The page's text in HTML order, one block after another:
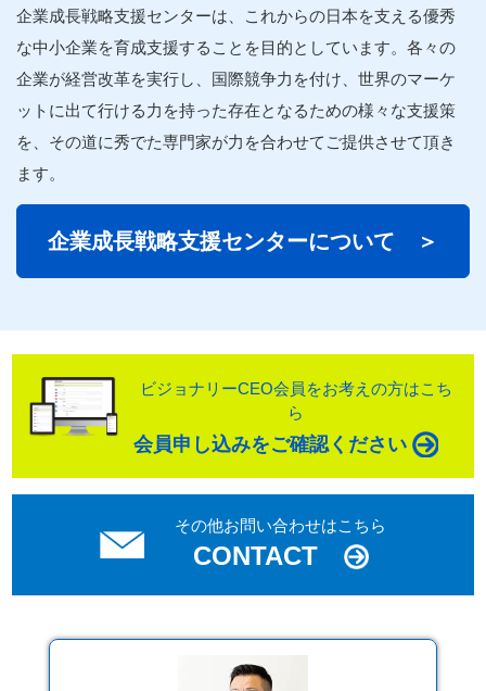
企業成長戦略支援センターは、これからの日本を支える優秀
な中小企業を育成支援することを目的としています。各々の
企業が経営改革を実行し、国際競争力を付け、世界のマーケ
ットに出て行ける力を持った存在となるための様々な支援策
を、その道に秀でた専門家が力を合わせてご提供させて頂き
ます。
企業成長戦略支援センターについて ＞
ビジョナリーCEO会員をお考えの方はこち
ら
会員申し込みをご確認ください
その他お問い合わせはこちら
CONTACT